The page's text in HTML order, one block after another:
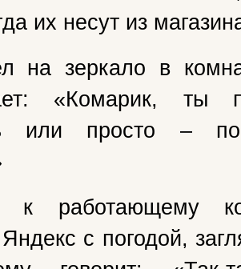
их несут из
на зеркало в
«Комарик, ты
или просто –
к работающему
с погодой,